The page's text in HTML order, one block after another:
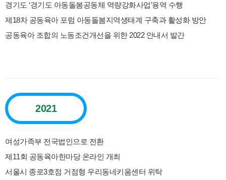
경기도 ‘경기도 아동돌봄공동체 역량강화사업’용역 수행
제18차 공동육아 포럼 아동돌봄지역생태계 구축과 활성화 방안
공동육아 조합의 노동조건개선을 위한 2022 안내서 발간
2021
여성가족부 전국법인으로 전환
제11회 공동육아한마당 온라인 개최
서울시 종로3호점 거점형 우리동네키움센터 위탁